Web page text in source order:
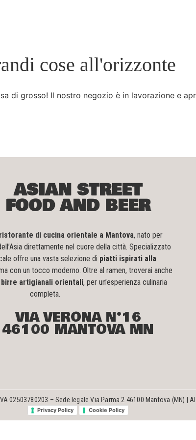
cose all'orizzonte
di grosso! Il nostro negozio è in lavorazione e
ASIAN STREET
FOOD AND BEER
ristorante di cucina orientale a Mantova, nato per
direttamente nel cuore della città. Specializzato
offre una vasta selezione di piatti ispirati alla
con un tocco moderno. Oltre al ramen, troverai anche
birre artigianali orientali, per un’esperienza culinaria
completa.
VIA VERONA N°16
46100 MANTOVA MN
02503780203 – Sede legale Via Parma 2 46100 Mantova (MN) |
Privacy Policy Cookie Policy